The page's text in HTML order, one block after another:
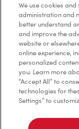
Marques de
Accessibilité
Diagnostic
Contactez-nous
We use cookies
administration and
better understand
and improve the
website or
online experience,
personalized
you. Learn more
“Accept All” to
technologies for
Settings” to